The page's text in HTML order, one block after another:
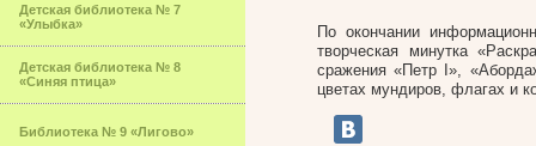
Детская библиотека № 7
«Улыбка»
Детская библиотека № 8
«Синяя птица»
Библиотека № 9 «Лигово»
По окончании
творческая минутка
сражения «Петр I»,
цветах мундиров, флагах и